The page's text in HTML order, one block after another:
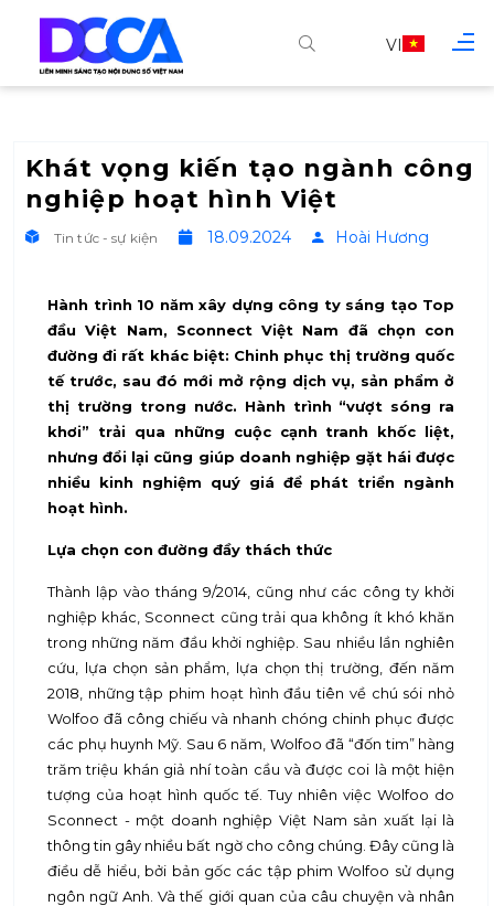
VI
Khát vọng kiến tạo ngành công
nghiệp hoạt hình Việt
Tin tức - sự kiện 18.09.2024 Hoài Hương
Hành trình 10 năm xây dựng công ty sáng tạo Top
đầu Việt Nam, Sconnect Việt Nam đã chọn con
đường đi rất khác biệt: Chinh phục thị trường quốc
tế trước, sau đó mới mở rộng dịch vụ, sản phẩm ở
thị trường trong nước. Hành trình “vượt sóng ra
khơi” trải qua những cuộc cạnh tranh khốc liệt,
nhưng đổi lại cũng giúp doanh nghiệp gặt hái được
nhiều kinh nghiệm quý giá để phát triển ngành
hoạt hình.
Lựa chọn con đường đầy thách thức
Thành lập vào tháng 9/2014, cũng như các công ty khởi
nghiệp khác, Sconnect cũng trải qua không ít khó khăn
trong những năm đầu khởi nghiệp. Sau nhiều lần nghiên
cứu, lựa chọn sản phẩm, lựa chọn thị trường, đến năm
2018, những tập phim hoạt hình đầu tiên về chú sói nhỏ
Wolfoo đã công chiếu và nhanh chóng chinh phục được
các phụ huynh Mỹ. Sau 6 năm, Wolfoo đã “đốn tim” hàng
trăm triệu khán giả nhí toàn cầu và được coi là một hiện
tượng của hoạt hình quốc tế. Tuy nhiên việc Wolfoo do
Sconnect - một doanh nghiệp Việt Nam sản xuất lại là
thông tin gây nhiều bất ngờ cho công chúng. Đây cũng là
điều dễ hiểu, bởi bản gốc các tập phim Wolfoo sử dụng
ngôn ngữ Anh. Và thế giới quan của câu chuyện và nhân